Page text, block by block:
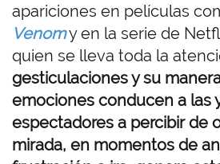
apariciones en películas
Venomy en la serie de
quien se lleva toda la
gesticulaciones y su
emociones conducen a las
espectadores a percibir de
mirada, en momentos de